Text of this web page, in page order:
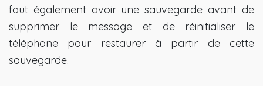
faut également avoir une sauvegarde avant de
supprimer le message et de réinitialiser le
téléphone pour restaurer à partir de cette
sauvegarde.